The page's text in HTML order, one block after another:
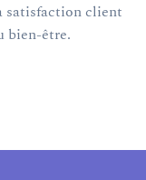
satisfaction client
bien-être.